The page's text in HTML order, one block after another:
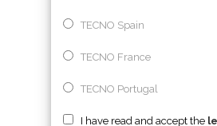
TECNO Spain
TECNO France
TECNO Portugal
I have read and accept the